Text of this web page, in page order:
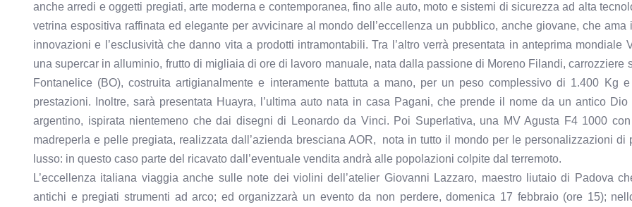
anche arredi e oggetti pregiati, arte moderna e contemporanea, fino alle auto, moto e sistemi di sicurezza ad alta
vetrina espositiva raffinata ed elegante per avvicinare al mondo dell’eccellenza un pubblico, anche giovane, che ama
innovazioni e l’esclusività che danno vita a prodotti intramontabili. Tra l’altro verrà presentata in anteprima mondiale
una supercar in alluminio, frutto di migliaia di ore di lavoro manuale, nata dalla passione di Moreno Filandi, carrozziere
Fontanelice (BO), costruita artigianalmente e interamente battuta a mano, per un peso complessivo di 1.400 Kg
prestazioni. Inoltre, sarà presentata Huayra, l’ultima auto nata in casa Pagani, che prende il nome da un antico Dio
argentino, ispirata nientemeno che dai disegni di Leonardo da Vinci. Poi Superlativa, una MV Agusta F4 1000
madreperla e pelle pregiata, realizzata dall’azienda bresciana AOR, nota in tutto il mondo per le personalizzazioni di
lusso: in questo caso parte del ricavato dall’eventuale vendita andrà alle popolazioni colpite dal terremoto.
L’eccellenza italiana viaggia anche sulle note dei violini dell’atelier Giovanni Lazzaro, maestro liutaio di Padova
antichi e pregiati strumenti ad arco; ed organizzarà un evento da non perdere, domenica 17 febbraio (ore 15);